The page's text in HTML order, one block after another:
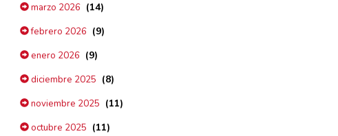
marzo 2026 (14)
febrero 2026 (9)
enero 2026 (9)
diciembre 2025 (8)
noviembre 2025 (11)
octubre 2025 (11)